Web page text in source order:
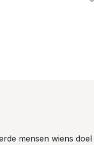
mensen wiens doel